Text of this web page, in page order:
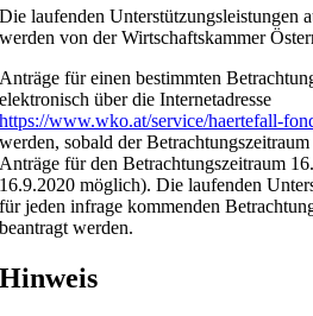
Die laufenden Unterstützungsleistungen
werden von der Wirtschaftskammer
Anträge für einen bestimmten
elektronisch über die Internetadresse
https://www.wko.at/service/haertefall-
werden, sobald der
Anträge für den Betrachtungszeitraum
16.9.2020 möglich). Die laufenden
für jeden infrage kommenden
beantragt werden.
Hinweis